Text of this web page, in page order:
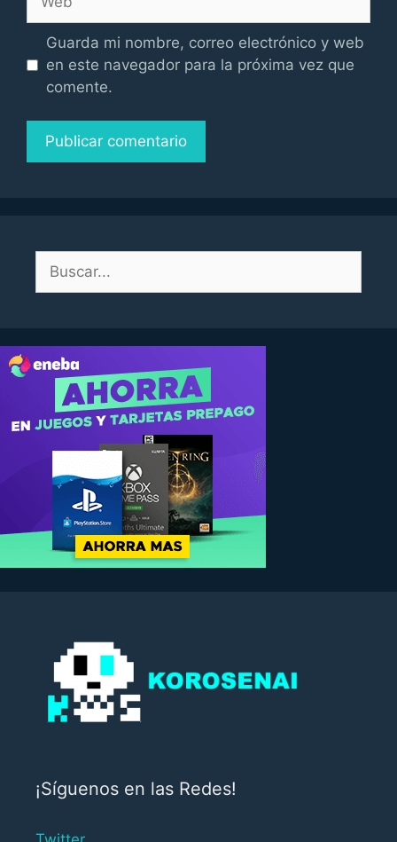
Guarda mi nombre, correo electrónico y web
en este navegador para la próxima vez que
comente.
Buscar:
¡Síguenos en las Redes!